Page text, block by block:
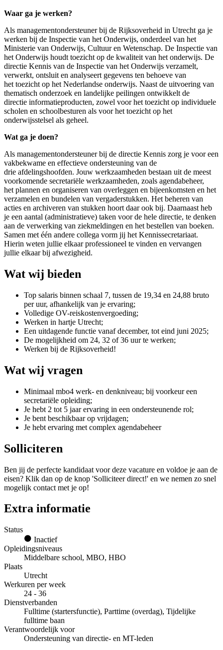
Waar ga je werken?
Als managementondersteuner bij de Rijksoverheid in Utrecht ga je
werken bij de Inspectie van het Onderwijs, onderdeel van het
Ministerie van Onderwijs, Cultuur en Wetenschap. De Inspectie van
het Onderwijs houdt toezicht op de kwaliteit van het onderwijs. De
directie Kennis van de Inspectie van het Onderwijs verzamelt,
verwerkt, ontsluit en analyseert gegevens ten behoeve van
het toezicht op het Nederlandse onderwijs. Naast de uitvoering van
thematisch onderzoek en landelijke peilingen ontwikkelt de
directie informatieproducten, zowel voor het toezicht op individuele
scholen en schoolbesturen als voor het toezicht op het
onderwijsstelsel als geheel.
Wat ga je doen?
Als managementondersteuner bij de directie Kennis zorg je voor een
vakbekwame en effectieve ondersteuning van de
drie afdelingshoofden. Jouw werkzaamheden bestaan uit de meest
voorkomende secretariële werkzaamheden, zoals agendabeheer,
het plannen en organiseren van overleggen en bijeenkomsten en het
verzamelen en bundelen van vergaderstukken. Het beheren van
acties en archiveren van stukken hoort daar ook bij. Daarnaast heb
je een aantal (administratieve) taken voor de hele directie, te denken
aan de verwerking van ziekmeldingen en het bestellen van boeken.
Samen met één andere collega vorm jij het Kennissecretariaat.
Hierin weten jullie elkaar professioneel te vinden en vervangen
jullie elkaar bij afwezigheid.
Wat wij bieden
Top salaris binnen schaal 7, tussen de 19,34 en 24,88 bruto
per uur, afhankelijk van je ervaring;
Volledige OV-reiskostenvergoeding;
Werken in hartje Utrecht;
Een uitdagende functie vanaf december, tot eind juni 2025;
De mogelijkheid om 24, 32 of 36 uur te werken;
Werken bij de Rijksoverheid!
Wat wij vragen
Minimaal mbo4 werk- en denkniveau; bij voorkeur een
secretariële opleiding;
Je hebt 2 tot 5 jaar ervaring in een ondersteunende rol;
Je bent beschikbaar op vrijdagen;
Je hebt ervaring met complex agendabeheer
Solliciteren
Ben jij de perfecte kandidaat voor deze vacature en voldoe je aan de
eisen? Klik dan op de knop 'Solliciteer direct!' en we nemen zo snel
mogelijk contact met je op!
Extra informatie
Status
Inactief
Opleidingsniveaus
Middelbare school, MBO, HBO
Plaats
Utrecht
Werkuren per week
24 - 36
Dienstverbanden
Fulltime (startersfunctie), Parttime (overdag), Tijdelijke
fulltime baan
Verantwoordelijk voor
Ondersteuning van directie- en MT-leden